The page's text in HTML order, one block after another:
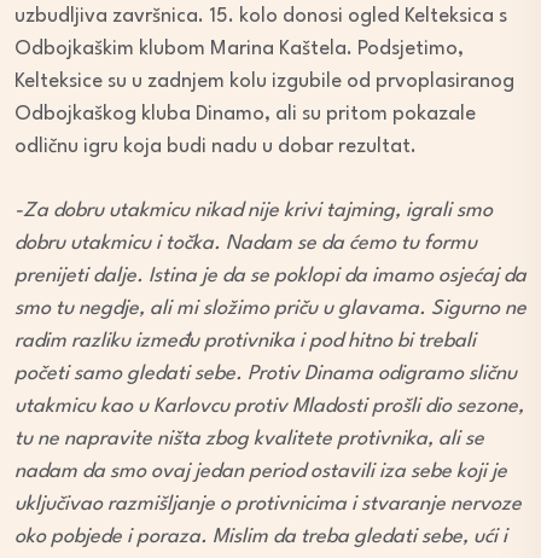
uzbudljiva završnica. 15. kolo donosi ogled Kelteksica s
Odbojkaškim klubom Marina Kaštela. Podsjetimo,
Kelteksice su u zadnjem kolu izgubile od prvoplasiranog
Odbojkaškog kluba Dinamo, ali su pritom pokazale
odličnu igru koja budi nadu u dobar rezultat.
-Za dobru utakmicu nikad nije krivi tajming, igrali smo
dobru utakmicu i točka. Nadam se da ćemo tu formu
prenijeti dalje. Istina je da se poklopi da imamo osjećaj da
smo tu negdje, ali mi složimo priču u glavama. Sigurno ne
radim razliku između protivnika i pod hitno bi trebali
početi samo gledati sebe. Protiv Dinama odigramo sličnu
utakmicu kao u Karlovcu protiv Mladosti prošli dio sezone,
tu ne napravite ništa zbog kvalitete protivnika, ali se
nadam da smo ovaj jedan period ostavili iza sebe koji je
uključivao razmišljanje o protivnicima i stvaranje nervoze
oko pobjede i poraza. Mislim da treba gledati sebe, ući i